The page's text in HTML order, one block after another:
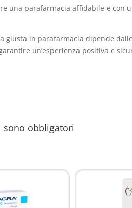
una parafarmacia affidabile e
giusta in parafarmacia dipende
un’esperienza positiva e
sono obbligatori